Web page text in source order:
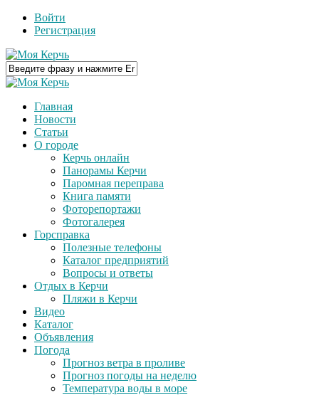
Войти
Регистрация
Главная
Новости
Статьи
О городе
Керчь онлайн
Панорамы Керчи
Паромная переправа
Книга памяти
Фоторепортажи
Фотогалерея
Горсправка
Полезные телефоны
Каталог предприятий
Вопросы и ответы
Отдых в Керчи
Пляжи в Керчи
Видео
Каталог
Объявления
Погода
Прогноз ветра в проливе
Прогноз погоды на неделю
Температура воды в море